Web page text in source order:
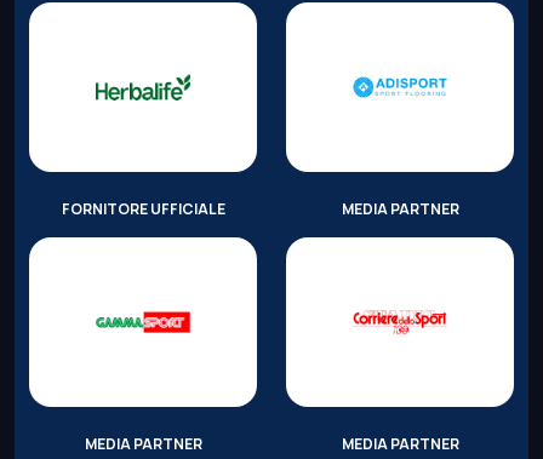
FORNITORE UFFICIALE MEDIA PARTNER
MEDIA PARTNER MEDIA PARTNER